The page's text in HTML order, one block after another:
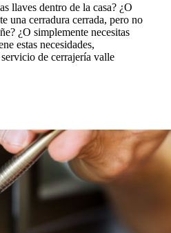
llaves dentro de la casa? ¿O
una cerradura cerrada, pero no
¿O simplemente necesitas
estas necesidades,
de cerrajería valle